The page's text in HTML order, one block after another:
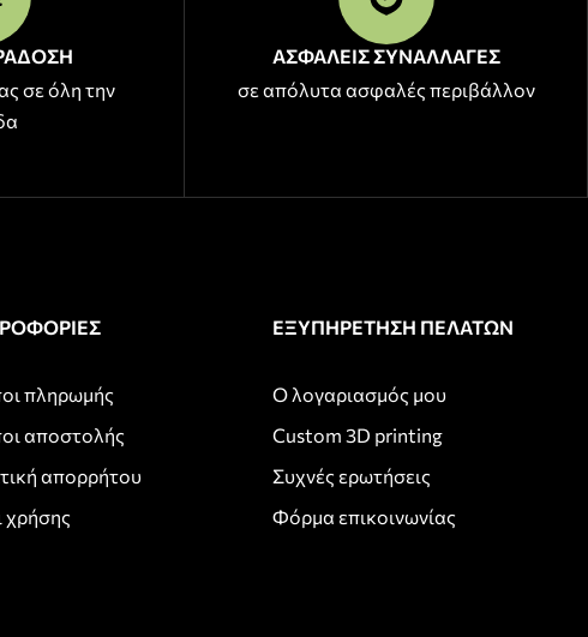
σε όλη την
ΑΣΦΑΛΕΙΣ ΣΥΝΑΛΛΑΓΕΣ
σε απόλυτα ασφαλές περιβάλλον
πληρωμής
αποστολής
απορρήτου
χρήσης
ΕΞΥΠΗΡΕΤΗΣΗ ΠΕΛΑΤΩΝ
Ο λογαριασμός μου
Custom 3D printing
Συχνές ερωτήσεις
Φόρμα επικοινωνίας